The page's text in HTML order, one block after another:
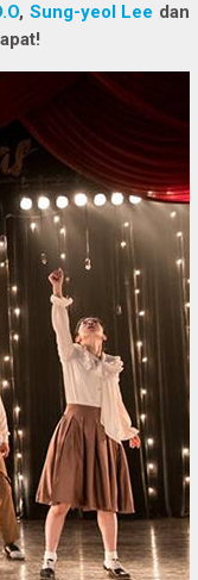
, Sung-yeol Lee dan